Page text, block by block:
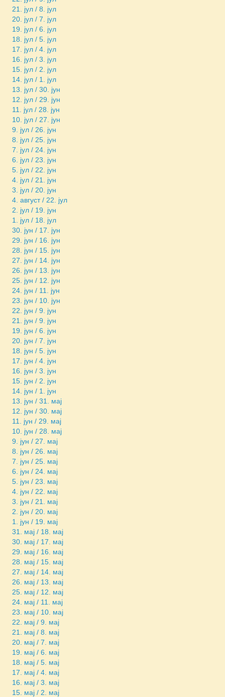
21. јул / 8. јул
20. јул / 7. јул
19. јул / 6. јул
18. јул / 5. јул
17. јул / 4. јул
16. јул / 3. јул
15. јул / 2. јул
14. јул / 1. јул
13. јул / 30. јун
12. јул / 29. јун
11. јул / 28. јун
10. јул / 27. јун
9. јул / 26. јун
8. јул / 25. јун
7. јул / 24. јун
6. јул / 23. јун
5. јул / 22. јун
4. јул / 21. јун
3. јул / 20. јун
4. август / 22. јул
2. јул / 19. јун
1. јул / 18. јул
30. јун / 17. јун
29. јун / 16. јун
28. јун / 15. јун
27. јун / 14. јун
26. јун / 13. јун
25. јун / 12. јун
24. јун / 11. јун
23. јун / 10. јун
22. јун / 9. јун
21. јун / 9. јун
19. јун / 6. јун
20. јун / 7. јун
18. јун / 5. јун
17. јун / 4. јун
16. јун / 3. јун
15. јун / 2. јун
14. јун / 1. јун
13. јун / 31. мај
12. јун / 30. мај
11. јун / 29. мај
10. јун / 28. мај
9. јун / 27. мај
8. јун / 26. мај
7. јун / 25. мај
6. јун / 24. мај
5. јун / 23. мај
4. јун / 22. мај
3. јун / 21. мај
2. јун / 20. мај
1. јун / 19. мај
31. мај / 18. мај
30. мај / 17. мај
29. мај / 16. мај
28. мај / 15. мај
27. мај / 14. мај
26. мај / 13. мај
25. мај / 12. мај
24. мај / 11. мај
23. мај / 10. мај
22. мај / 9. мај
21. мај / 8. мај
20. мај / 7. мај
19. мај / 6. мај
18. мај / 5. мај
17. мај / 4. мај
16. мај / 3. мај
15. мај / 2. мај